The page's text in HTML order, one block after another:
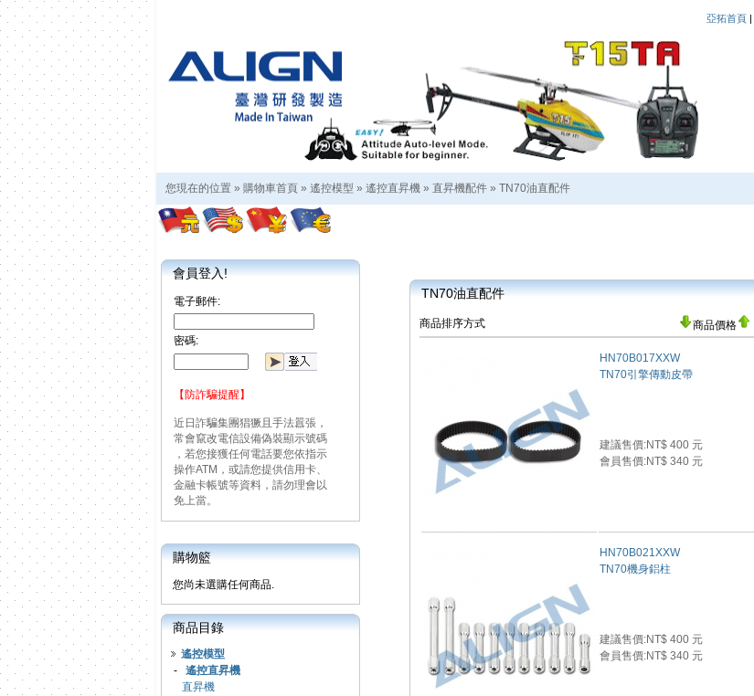
亞拓首頁 |
您現在的位置 » 購物車首頁 » 遙控模型 » 遙控直昇機 » 直昇機配件 » TN70油直配件
會員登入!
電子郵件:
密碼:
【防詐騙提醒】
近日詐騙集團猖獗且手法囂張，
常會竄改電信設備偽裝顯示號碼
，若您接獲任何電話要您依指示
操作ATM，或請您提供信用卡、
金融卡帳號等資料，請勿理會以
免上當。
購物籃
您尚未選購任何商品.
商品目錄
遙控模型
- 遙控直昇機
直昇機
TN70油直配件
商品排序方式 商品價格
HN70B017XXW
TN70引擎傳動皮帶
建議售價:NT$ 400 元
會員售價:NT$ 340 元
HN70B021XXW
TN70機身鋁柱
建議售價:NT$ 400 元
會員售價:NT$ 340 元